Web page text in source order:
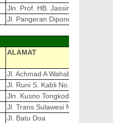
Jln. Prof. HB. Jassin No.457
Jl. Pangeran Diponegoro No : 52
ALAMAT
Jl. Achmad A Wahab (Ex. Ahmad
Jl. Runi S. Kabli No.10
Jln. Kusno Tongkodu Limboto.
Jl. Trans Sulawesi No.75.01.79
Jl. Batu Doa